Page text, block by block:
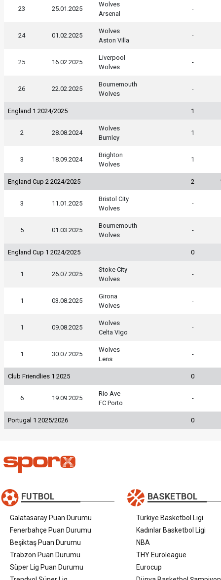
23 25.01.2025
Wolves
Arsenal
-
24 01.02.2025
Wolves
Aston Villa
-
25 16.02.2025
Liverpool
Wolves
-
26 22.02.2025
Bournemouth
Wolves
-
England 1 2024/2025 1
2 28.08.2024
Wolves
Burnley
1
3 18.09.2024
Brighton
Wolves
1
England Cup 2 2024/2025 2
3 11.01.2025
Bristol City
Wolves
-
5 01.03.2025
Bournemouth
Wolves
-
England Cup 1 2024/2025 0
1 26.07.2025
Stoke City
Wolves
-
1 03.08.2025
Girona
Wolves
-
1 09.08.2025
Wolves
Celta Vigo
-
1 30.07.2025
Wolves
Lens
-
Club Friendlies 1 2025 0
6 19.09.2025
Rio Ave
FC Porto
-
Portugal 1 2025/2026 0
FUTBOL
Galatasaray Puan Durumu
Fenerbahçe Puan Durumu
Beşiktaş Puan Durumu
Trabzon Puan Durumu
Süper Lig Puan Durumu
BASKETBOL
Türkiye Basketbol Ligi
Kadınlar Basketbol Ligi
NBA
THY Euroleague
Eurocup